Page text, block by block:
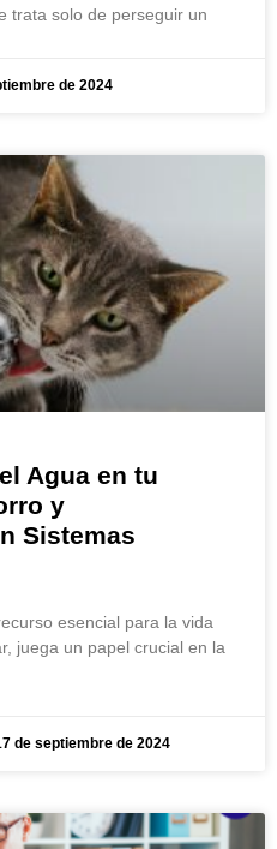
trata solo de perseguir un
de 2024
Agua en tu
y
Sistemas
esencial para la vida
juega un papel crucial en la
de septiembre de 2024